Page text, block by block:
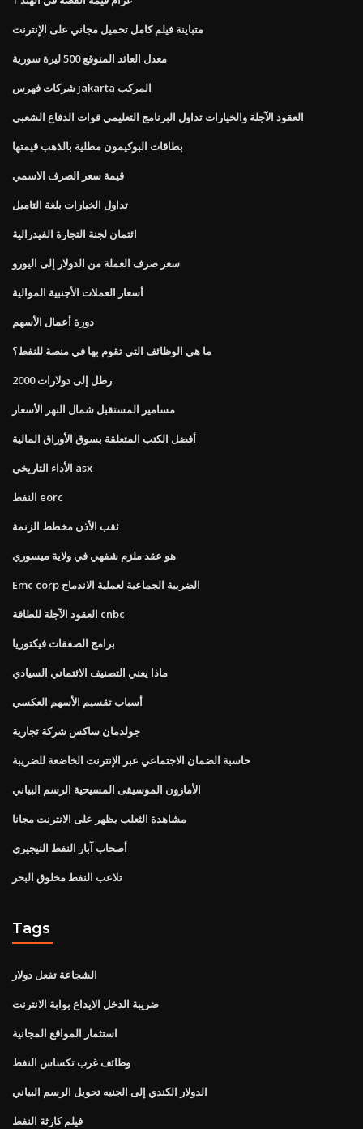
متباينة فيلم كامل تحميل مجاني على الإنترنت
معدل العائد المتوقع 500 ليرة سورية
شركات فهرس jakarta المركب
العقود الآجلة والخيارات تداول البرنامج التعليمي قوات الدفاع الشعبي
بطاقات البوكيمون مطلية بالذهب قيمتها
قيمة سعر الصرف الاسمي
تداول الخيارات بلغة التاميل
ائتمان لجنة التجارة الفيدرالية
سعر صرف العملة من الدولار إلى اليورو
أسعار العملات الأجنبية الموالية
دورة أعمال الأسهم
ما هي الوظائف التي تقوم بها في منصة للنفط؟
2000 رطل إلى دولارات
مسامير المستقبل شمال النهر الأسعار
أفضل الكتب المتعلقة بسوق الأوراق المالية
الأداء التاريخي asx
النفط eorc
ثقب الأذن مخطط الزنمة
هو عقد ملزم شفهي في ولاية ميسوري
Emc corp الضريبة الجماعية لعملية الاندماج
العقود الآجلة للطاقة cnbc
برامج الصفقات فيكتوريا
ماذا يعني التصنيف الائتماني السيادي
أسباب تقسيم الأسهم العكسي
جولدمان ساكس شركة تجارية
حاسبة الضمان الاجتماعي عبر الإنترنت الخاضعة للضريبة
الأمازون الموسيقى المسيحية الرسم البياني
مشاهدة الثعلب يظهر على الانترنت مجانا
أصحاب آبار النفط النيجيري
تلاعب النفط مخلوق البحر
Tags
الشجاعة تفعل دولار
ضريبة الدخل الايداع بوابة الانترنت
استثمار المواقع المجانية
وظائف غرب تكساس النفط
الدولار الكندي إلى الجنيه تحويل الرسم البياني
فيلم كارثة النفط